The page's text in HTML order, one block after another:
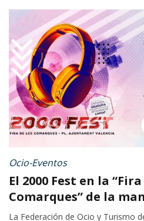
Ocio-Eventos
El 2000 Fest en la
Comarques” de la
La Federación de Ocio y Turismo